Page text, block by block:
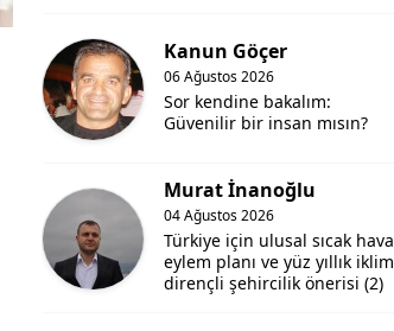
Kanun Göçer
06 Ağustos 2026
Sor kendine bakalım:
Güvenilir bir insan mısın?
Murat İnanoğlu
04 Ağustos 2026
Türkiye için ulusal sıcak hava
eylem planı ve yüz yıllık iklim
dirençli şehircilik önerisi (2)